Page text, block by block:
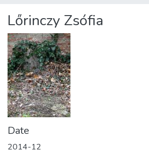
About us
Lőrinczy Zsófia
Date
2014-12